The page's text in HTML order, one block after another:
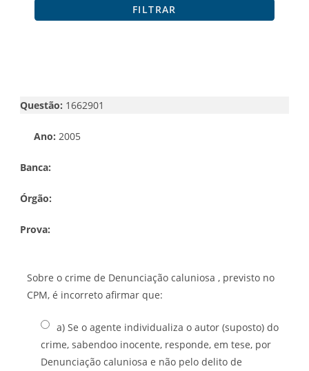
Questão: 1662901
Ano: 2005
Banca:
Órgão:
Prova:
Sobre o crime de Denunciação caluniosa , previsto no
CPM, é incorreto afirmar que:
a) Se o agente individualiza o autor (suposto) do
crime, sabendoo inocente, responde, em tese, por
Denunciação caluniosa e não pelo delito de